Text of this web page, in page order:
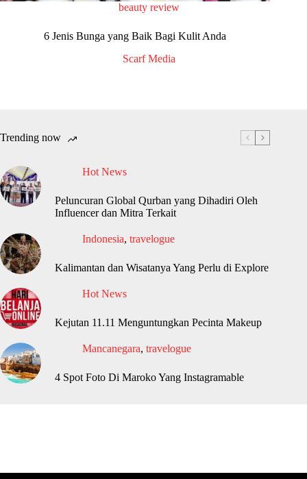
beauty review
6 Jenis Bunga yang Baik Bagi Kulit Anda
Scarf Media
Trending now
Hot News
Peluncuran Global Qurban yang Dihadiri Oleh
Influencer dan Mitra Terkait
Indonesia, travelogue
Kalimantan dan Wisatanya Yang Perlu di Explore
Hot News
Kejutan 11.11 Menguntungkan Pecinta Makeup
Mancanegara, travelogue
4 Spot Foto Di Maroko Yang Instagramable